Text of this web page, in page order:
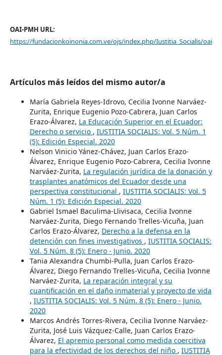
OAI-PMH URL:
https://fundacionkoinonia.com.ve/ojs/index.php/Iustitia_Socialis/oai
Artículos más leídos del mismo autor/a
María Gabriela Reyes-Idrovo, Cecilia Ivonne Narváez-
Zurita, Enrique Eugenio Pozo-Cabrera, Juan Carlos
Erazo-Álvarez, La Educación Superior en el Ecuador:
Derecho o servicio , IUSTITIA SOCIALIS: Vol. 5 Núm. 1
(5): Edición Especial. 2020
Nelson Vinicio Yánez-Chávez, Juan Carlos Erazo-
Álvarez, Enrique Eugenio Pozo-Cabrera, Cecilia Ivonne
Narváez-Zurita, La regulación jurídica de la donación y
trasplantes anatómicos del Ecuador desde una
perspectiva constitucional , IUSTITIA SOCIALIS: Vol. 5
Núm. 1 (5): Edición Especial. 2020
Gabriel Ismael Baculima-Llivisaca, Cecilia Ivonne
Narváez-Zurita, Diego Fernando Trelles-Vicuña, Juan
Carlos Erazo-Álvarez, Derecho a la defensa en la
detención con fines investigativos , IUSTITIA SOCIALIS:
Vol. 5 Núm. 8 (5): Enero - Junio. 2020
Tania Alexandra Chumbi-Pulla, Juan Carlos Erazo-
Álvarez, Diego Fernando Trelles-Vicuña, Cecilia Ivonne
Narváez-Zurita, La reparación integral y su
cuantificación en el daño inmaterial y proyecto de vida
, IUSTITIA SOCIALIS: Vol. 5 Núm. 8 (5): Enero - Junio.
2020
Marcos Andrés Torres-Rivera, Cecilia Ivonne Narváez-
Zurita, José Luis Vázquez-Calle, Juan Carlos Erazo-
Álvarez, El apremio personal como medida coercitiva
para la efectividad de los derechos del niño , IUSTITIA